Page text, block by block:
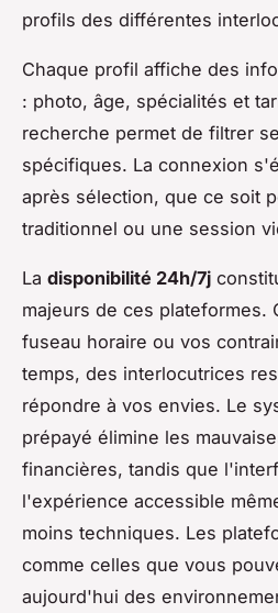
profils des différentes
Chaque profil affiche des
: photo, âge, spécialités et
recherche permet de filtrer
spécifiques. La connexion
après sélection, que ce soit
traditionnel ou une session
La disponibilité 24h/7j
majeurs de ces plateformes.
fuseau horaire ou vos
temps, des interlocutrices
répondre à vos envies. Le
prépayé élimine les
financières, tandis que
l'expérience accessible
moins techniques. Les
comme celles que vous
aujourd'hui des